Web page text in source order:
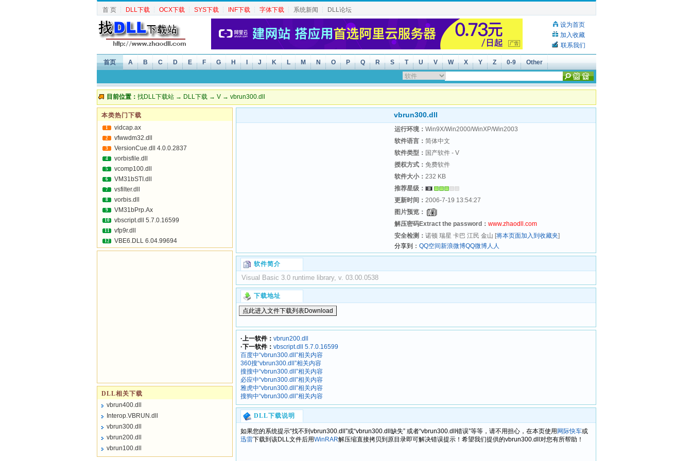
设为首页
加入收藏
联系我们
首 页┆ DLL下载┆ OCX下载┆ SYS下载┆ INF下载┆ 字体下载┆ 系统新闻 ┆ DLL论坛
首页 A B C D E F G H I J K L M N O P Q R S T U V W X Y Z 0-9 Other
目前位置： 找DLL下载站→ DLL下载→ V→ vbrun300.dll
vbrun300.dll
运行环境： Win9X/Win2000/WinXP/Win2003
软件语言： 简体中文
软件类型： 国产软件 - V
授权方式： 免费软件
软件大小： 232 KB
推荐星级：
更新时间： 2006-7-19 13:54:27
图片预览：
解压密码Extract the password： www.zhaodll.com
安全检测： 诺顿 瑞星 卡巴 江民 金山 [将本页面加入到收藏夹]
分享到： QQ空间新浪微博QQ微博人人
软件简介
Visual Basic 3.0 runtime library, v. 03.00.0538
下载地址
·上一软件： vbrun200.dll
·下一软件： vbscript.dll 5.7.0.16599
百度中“vbrun300.dll”相关内容
360搜“vbrun300.dll”相关内容
搜搜中“vbrun300.dll”相关内容
必应中“vbrun300.dll”相关内容
雅虎中“vbrun300.dll”相关内容
搜狗中“vbrun300.dll”相关内容
DLL下载说明
如果您的系统提示“找不到vbrun300.dll”或“vbrun300.dll缺失” 或者“vbrun300.dll错误”等等，请不用担心，在本页使用 网际快车或
迅雷下载到该DLL文件后用WinRAR解压缩直接拷贝到原目录即可解决错误提示！希望我们提供的vbrun300.dll对您有所帮助！
本类热门下载
1 vidcap.ax
2 vfwwdm32.dll
3 VersionCue.dll 4.0.0.2837
4 vorbisfile.dll
5 vcomp100.dll
6 VM31bSTI.dll
7 vsfilter.dll
8 vorbis.dll
9 VM31bPrp.Ax
10 vbscript.dll 5.7.0.16599
11 vfp9r.dll
12 VBE6.DLL 6.04.99694
DLL相关下载
vbrun400.dll
Interop.VBRUN.dll
vbrun300.dll
vbrun200.dll
vbrun100.dll